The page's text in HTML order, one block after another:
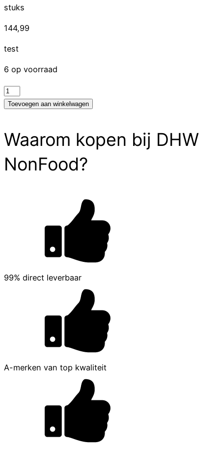
stuks
144,99
test
6 op voorraad
test
aantal
Toevoegen aan winkelwagen
Waarom kopen bij DHW
NonFood?
99% direct leverbaar
A-merken van top kwaliteit